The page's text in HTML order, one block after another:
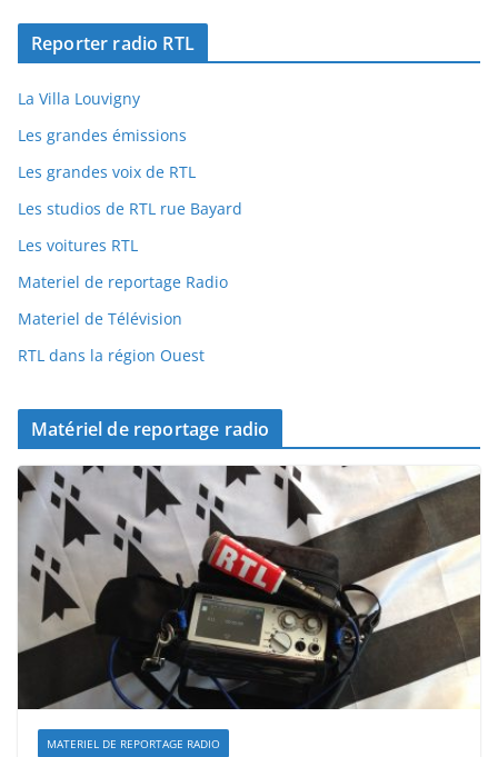
Reporter radio RTL
La Villa Louvigny
Les grandes émissions
Les grandes voix de RTL
Les studios de RTL rue Bayard
Les voitures RTL
Materiel de reportage Radio
Materiel de Télévision
RTL dans la région Ouest
Matériel de reportage radio
MATERIEL DE REPORTAGE RADIO